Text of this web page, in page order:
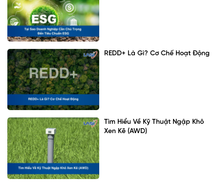
REDD+ Là Gì? Cơ Chế Hoạt Động
Tìm Hiểu Về Kỹ Thuật Ngập Khô
Xen Kẽ (AWD)